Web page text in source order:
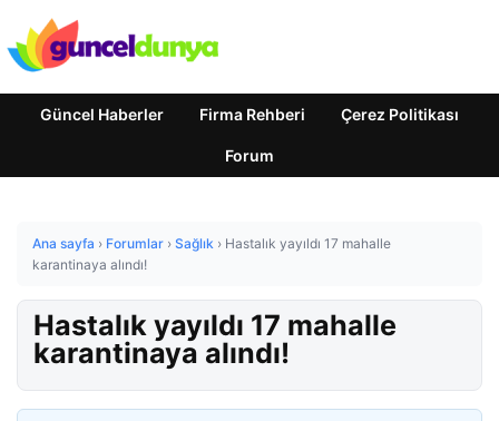
Güncel Haberler Firma Rehberi Çerez Politikası
Forum
Ana sayfa › Forumlar › Sağlık › Hastalık yayıldı 17 mahalle
karantinaya alındı!
Hastalık yayıldı 17 mahalle
karantinaya alındı!